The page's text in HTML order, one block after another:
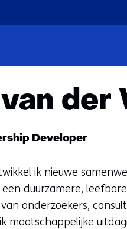
inhoud
der
Developer
ik nieuwe
duurzamere,
onderzoekers,
maatschappelijke